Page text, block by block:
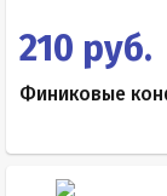
210 руб.
Финиковые